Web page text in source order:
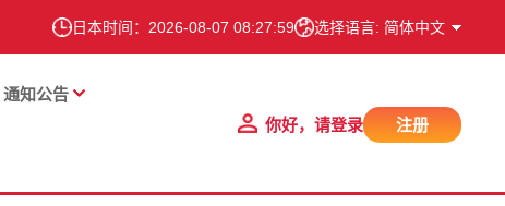
日本时间： 2026-08-07 08:27:59 选择语言: 简体中文
通知公告
你好，请登录 注册